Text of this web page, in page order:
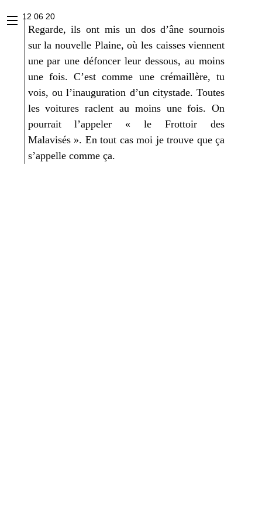
x 12 06 20
Regarde, ils ont mis un dos d’âne sour­nois
sur la nou­velle Plaine, où les caisses viennent
une par une défon­cer leur des­sous, au moins
une fois. C’est comme une cré­maillère, tu
vois, ou l’i­nau­gu­ra­tion d’un citys­tade. Toutes
les voi­tures raclent au moins une fois. On
pour­rait l’ap­pe­ler « le Frottoir des
Malavisés ». En tout cas moi je trouve que ça
s’ap­pelle comme ça.